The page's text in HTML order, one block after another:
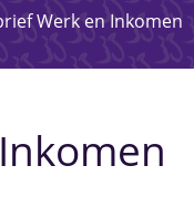
Werk en Inkomen